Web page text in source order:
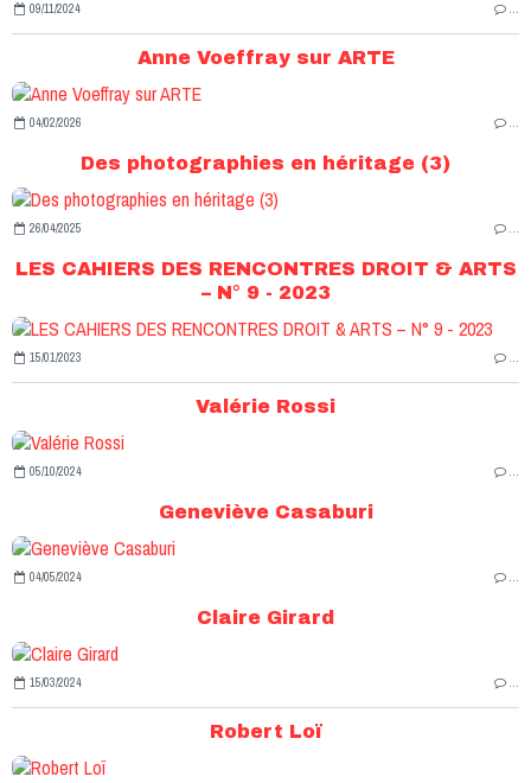
09/11/2024 …
Anne Voeffray sur ARTE
04/02/2026 …
Des photographies en héritage (3)
26/04/2025 …
LES CAHIERS DES RENCONTRES DROIT & ARTS
– N° 9 - 2023
15/01/2023 …
Valérie Rossi
05/10/2024 …
Geneviève Casaburi
04/05/2024 …
Claire Girard
15/03/2024 …
Robert Loï